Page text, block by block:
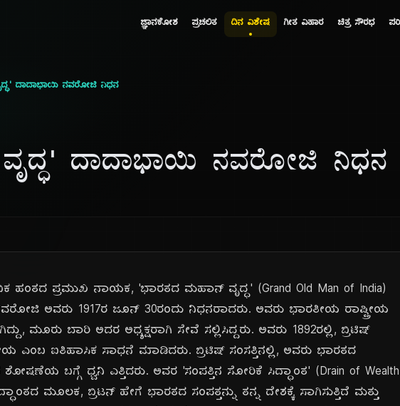
ಜ್ಞಾನಕೋಶ ಪ್ರಚಲಿತ ದಿನ ವಿಶೇಷ ಗೀತ ವಿಹಾರ ಚಿತ್ರ ಸೌರಭ
ದಾದಾಭಾಯಿ ನವರೋಜಿ ನಿಧನ
ದಾದಾಭಾಯಿ ನವರೋಜಿ ನಿಧನ
ಹಂತದ ಪ್ರಮುಖ ನಾಯಕ, 'ಭಾರತದ ಮಹಾನ್ ವೃದ್ಧ' (Grand Old Man of India)
ಅವರು 1917ರ ಜೂನ್ 30ರಂದು ನಿಧನರಾದರು. ಅವರು ಭಾರತೀಯ ರಾಷ್ಟ್ರೀಯ
ಮೂರು ಬಾರಿ ಅದರ ಅಧ್ಯಕ್ಷರಾಗಿ ಸೇವೆ ಸಲ್ಲಿಸಿದ್ದರು. ಅವರು 1892ರಲ್ಲಿ, ಬ್ರಿಟಿಷ್
ಎಂಬ ಐತಿಹಾಸಿಕ ಸಾಧನೆ ಮಾಡಿದರು. ಬ್ರಿಟಿಷ್ ಸಂಸತ್ತಿನಲ್ಲಿ, ಅವರು ಭಾರತದ
ಬಗ್ಗೆ ಧ್ವನಿ ಎತ್ತಿದರು. ಅವರ 'ಸಂಪತ್ತಿನ ಸೋರಿಕೆ ಸಿದ್ಧಾಂತ' (Drain of Wealth
ಮೂಲಕ, ಬ್ರಿಟನ್ ಹೇಗೆ ಭಾರತದ ಸಂಪತ್ತನ್ನು ತನ್ನ ದೇಶಕ್ಕೆ ಸಾಗಿಸುತ್ತಿದೆ ಮತ್ತು